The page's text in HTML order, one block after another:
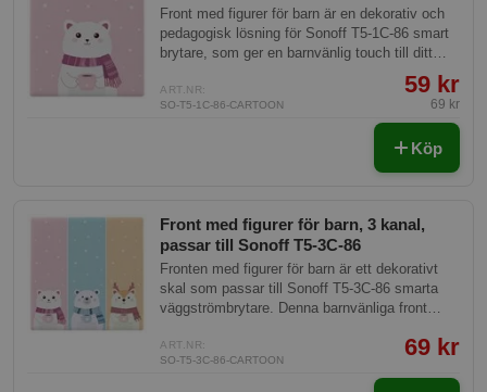
Front med figurer för barn är en dekorativ och
pedagogisk lösning för Sonoff T5-1C-86 smart
brytare, som ger en barnvänlig touch till ditt
inlärningen om teknik på ett lekfullt sätt.
ART.NR:
SO-T5-1C-86-CARTOON
59 kr
69 kr
Köp
Front med figurer för barn, 3 kanal,
passar till Sonoff T5-3C-86
Fronten med figurer för barn är ett dekorativt
skal som passar till Sonoff T5-3C-86 smarta
väggströmbrytare. Denna barnvänliga front
barnrummet, utan att kompromissa med
funktionaliteten hos strömbrytaren.
ART.NR:
SO-T5-3C-86-CARTOON
69 kr